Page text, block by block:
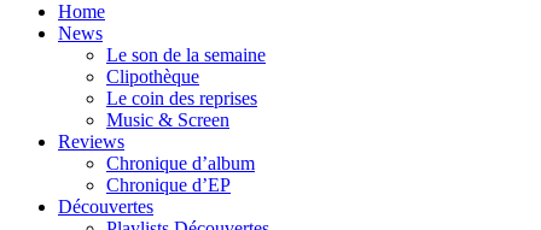
Home
News
Le son de la semaine
Clipothèque
Le coin des reprises
Music & Screen
Reviews
Chronique d’album
Chronique d’EP
Découvertes